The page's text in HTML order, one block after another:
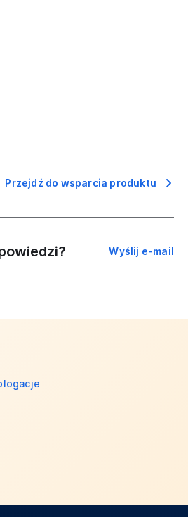
Przejdź do wsparcia produktu
Wyślij e-mail